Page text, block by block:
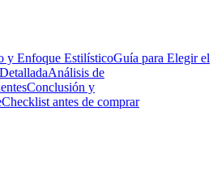
y Enfoque EstilísticoGuía para Elegir el
Análisis de
Conclusión y
Checklist antes de comprar